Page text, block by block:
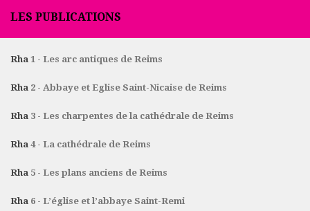
LES PUBLICATIONS
Rha 1 - Les arc antiques de Reims
Rha 2 - Abbaye et Eglise Saint-Nicaise de Reims
Rha 3 - Les charpentes de la cathédrale de Reims
Rha 4 - La cathédrale de Reims
Rha 5 - Les plans anciens de Reims
Rha 6 - L’église et l’abbaye Saint-Remi